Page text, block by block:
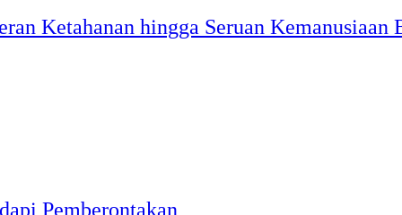
Ketahanan hingga Seruan Kemanusiaan
Pemberontakan